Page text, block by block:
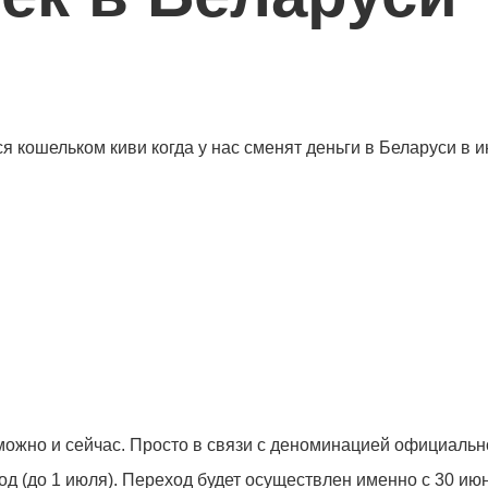
киви когда у нас сменят деньги в Беларуси в
и сейчас. Просто в связи с деноминацией
(до 1 июля). Переход будет осуществлен именно с 30